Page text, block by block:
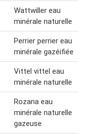
Wattwiller eau
minérale naturelle
Perrier perrier eau
minérale gazéifiée
Vittel vittel eau
minérale naturelle
Rozana eau
minérale naturelle
gazeuse